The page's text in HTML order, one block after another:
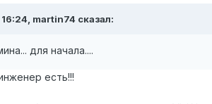
martin74 сказал:
для начала....
есть!!!